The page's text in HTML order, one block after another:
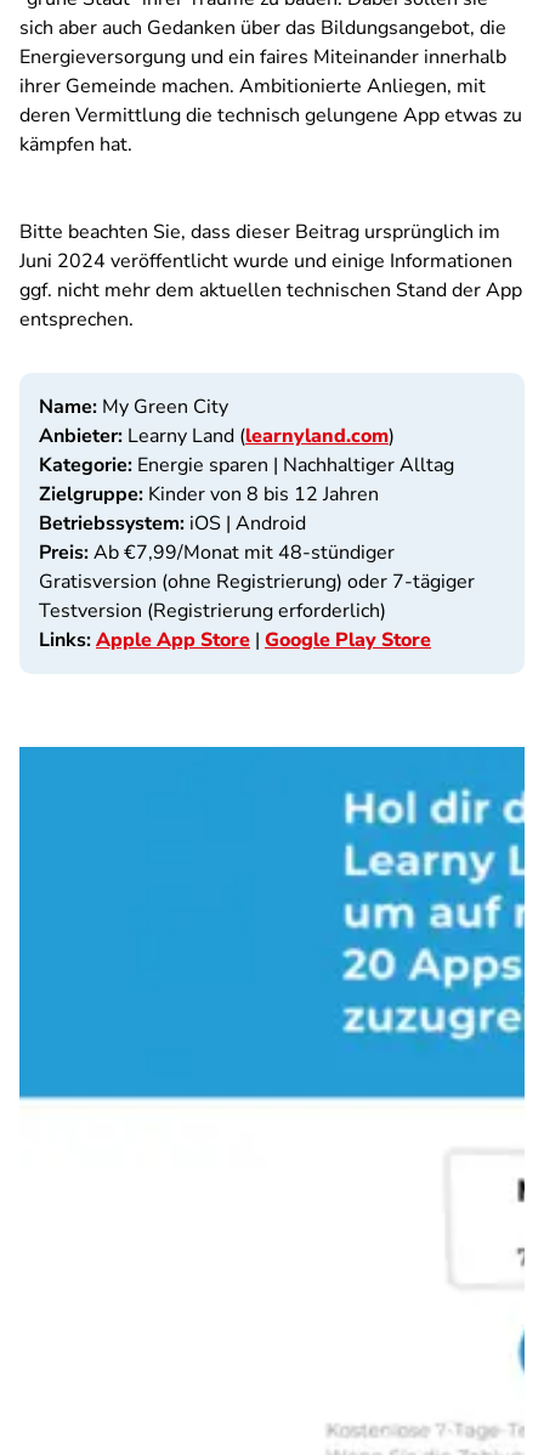
sich aber auch Gedanken über das Bildungsangebot, die
Energieversorgung und ein faires Miteinander innerhalb
ihrer Gemeinde machen. Ambitionierte Anliegen, mit
deren Vermittlung die technisch gelungene App etwas zu
kämpfen hat.
Bitte beachten Sie, dass dieser Beitrag ursprünglich im
Juni 2024 veröffentlicht wurde und einige Informationen
ggf. nicht mehr dem aktuellen technischen Stand der App
entsprechen.
Name: My Green City
Anbieter: Learny Land (learnyland.com)
Kategorie: Energie sparen | Nachhaltiger Alltag
Zielgruppe: Kinder von 8 bis 12 Jahren
Betriebssystem: iOS | Android
Preis:Ab €7,99/Monat mit 48-stündiger
Gratisversion (ohne Registrierung) oder 7-tägiger
Testversion (Registrierung erforderlich)
Links:Apple App Store | Google Play Store